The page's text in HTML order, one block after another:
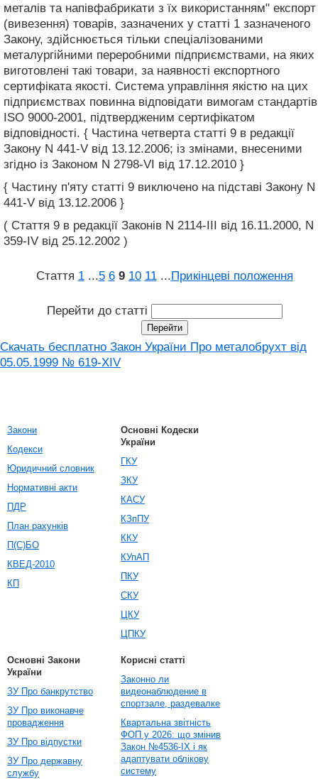
металів та напівфабрикати з їх використанням" експорт
(вивезення) товарів, зазначених у статті 1 зазначеного
Закону, здійснюється тільки спеціалізованими
металургійними переробними підприємствами, на яких
виготовлені такі товари, за наявності експортного
сертифіката якості. Система управління якістю на цих
підприємствах повинна відповідати вимогам стандартів
ISO 9000-2001, підтвердженим сертифікатом
відповідності. { Частина четверта статті 9 в редакції
Закону N 441-V від 13.12.2006; із змінами, внесеними
згідно із Законом N 2798-VI від 17.12.2010 }
{ Частину п'яту статті 9 виключено на підставі Закону N
441-V від 13.12.2006 }
( Стаття 9 в редакції Законів N 2114-III від 16.11.2000, N
359-IV від 25.12.2002 )
Стаття 1 ...5 6 9 10 11 ...Прикінцеві положення
Перейти до статті
Скачать бесплатно Закон України Про металобрухт від
05.05.1999 № 619-XIV
Закони
Кодекси
Юридичний словник
Нормативні акти
ПДР
План рахунків
П(С)БО
КВЕД-2010
КП
Основні Кодески
України
ГКУ
ЗКУ
КАСУ
КЗпПУ
ККУ
КУпАП
ПКУ
СКУ
ЦКУ
ЦПКУ
Основні Закони
України
ЗУ Про банкрутство
ЗУ Про виконавче
провадження
ЗУ Про відпустки
ЗУ Про державну
службу
Корисні статті
Законно ли
видеонаблюдение в
спортзале, раздевалке
Квартальна звітність
ФОП у 2026: що змінив
Закон №4536-IX і як
адаптувати облікову
систему